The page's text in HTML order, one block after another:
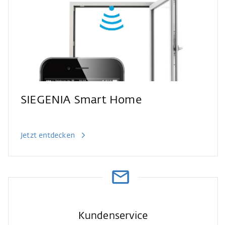
SIEGENIA Smart Home
Jetzt entdecken
Kundenservice